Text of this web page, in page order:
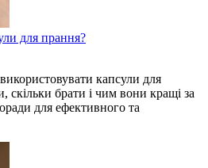
для прання?
капсули для
скільки брати і чим вони кращі за
для ефективного та